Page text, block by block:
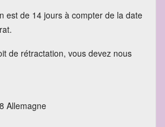
est de 14 jours à compter de la date
de rétractation, vous devez nous
Allemagne